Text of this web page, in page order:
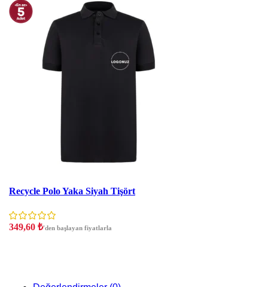
Recycle Polo Yaka Siyah Tişört
349,60 ₺'den başlayan fiyatlarla